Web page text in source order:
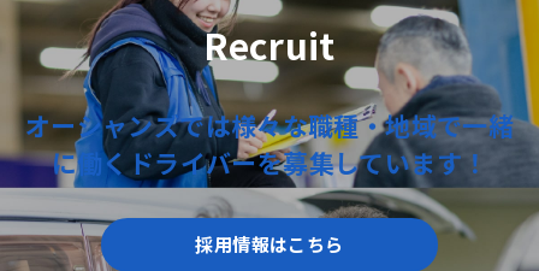
Recruit
オーシャンズでは様々な職種・地域で一緒
に働く ドライバーを募集しています！
採用情報はこちら